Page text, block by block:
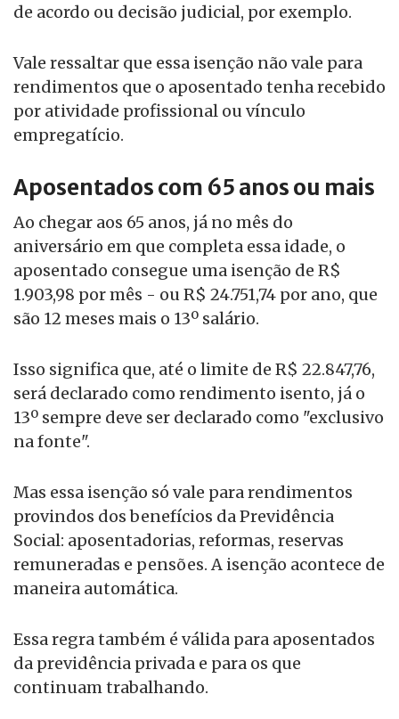
de acordo ou decisão judicial, por exemplo.
Vale ressaltar que essa isenção não vale para
rendimentos que o aposentado tenha recebido
por atividade profissional ou vínculo
empregatício.
Aposentados com 65 anos ou mais
Ao chegar aos 65 anos, já no mês do
aniversário em que completa essa idade, o
aposentado consegue uma isenção de R$
1.903,98 por mês - ou R$ 24.751,74 por ano, que
são 12 meses mais o 13º salário.
Isso significa que, até o limite de R$ 22.847,76,‬
será declarado como rendimento isento, já o
13º sempre deve ser declarado como "exclusivo
na fonte".
Mas essa isenção só vale para rendimentos
provindos dos benefícios da Previdência
Social: aposentadorias, reformas, reservas
remuneradas e pensões. A isenção acontece de
maneira automática.
Essa regra também é válida para aposentados
da previdência privada e para os que
continuam trabalhando.